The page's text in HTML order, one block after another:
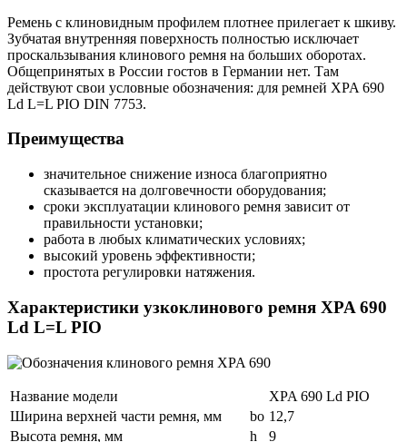
Ремень с клиновидным профилем плотнее прилегает к шкиву.
Зубчатая внутренняя поверхность полностью исключает
проскальзывания клинового ремня на больших оборотах.
Общепринятых в России гостов в Германии нет. Там
действуют свои условные обозначения: для ремней XPA 690
Ld L=L PIO DIN 7753.
Преимущества
значительное снижение износа благоприятно
сказывается на долговечности оборудования;
сроки эксплуатации клинового ремня зависит от
правильности установки;
работа в любых климатических условиях;
высокий уровень эффективности;
простота регулировки натяжения.
Характеристики узкоклинового ремня XPA 690
Ld L=L PIO
Название модели
XPA 690 Ld PIO
Ширина верхней части ремня, мм
bo 12,7
Высота ремня, мм
h
9